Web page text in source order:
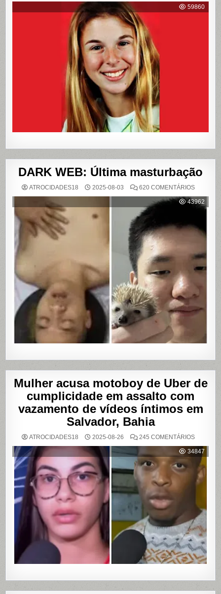
59860
DARK WEB: Última masturbação
ATROCIDADES18 2025-08-03 620 COMENTÁRIOSEM
WEB:
ÚLTIMA
43962
Mulher acusa motoboy de Uber de
cumplicidade em assalto com
vazamento de vídeos íntimos em
Salvador, Bahia
ATROCIDADES18 2025-08-26 245 COMENTÁRIOSEM
ACUSA
DE
UBER
DE
EM
DE
VÍDEOS
ÍNTIMOS
EM
BAHIA
34847